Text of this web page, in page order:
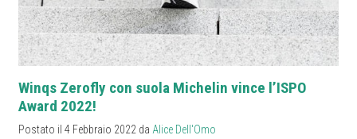
Winqs Zerofly con suola Michelin vince l’ISPO
Award 2022!
Postato il 4 Febbraio 2022 da Alice Dell'Omo